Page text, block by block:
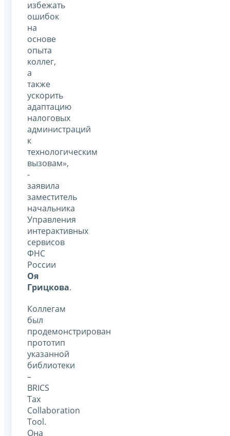
избежать
ошибок
на
основе
опыта
коллег,
а
также
ускорить
адаптацию
налоговых
администраций
к
технологическим
вызовам»,
-
заявила
заместитель
начальника
Управления
интерактивных
сервисов
ФНС
России
Оя
Грицкова.
Коллегам
был
продемонстрирован
прототип
указанной
библиотеки
–
BRICS
Tax
Collaboration
Tool.
Она